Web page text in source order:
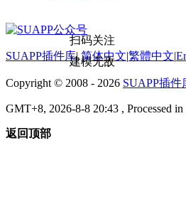
扫码关注
建模无敌
SUAPP插件库| 简体中文|繁體中文|
Copyright © 2008 - 2026 SUAPP插件
GMT+8, 2026-8-8 20:43 , Processed
返回顶部